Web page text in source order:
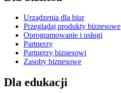
Urządzenia dla biur
Przeglądaj produkty biznesowe
Oprogramowanie i usługi
Partnerzy
Partnerzy biznesowi
Zasoby biznesowe
Dla edukacji